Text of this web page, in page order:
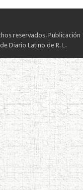
reservados. Publicación
Diario Latino de R. L.